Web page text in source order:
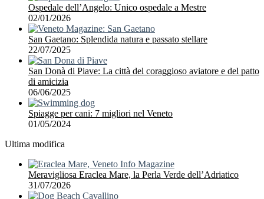
Ospedale dell’Angelo: Unico ospedale a Mestre
02/01/2026
San Gaetano: Splendida natura e passato stellare
22/07/2025
San Donà di Piave: La città del coraggioso aviatore e del patto
di amicizia
06/06/2025
Spiagge per cani: 7 migliori nel Veneto
01/05/2024
Ultima modifica
Meravigliosa Eraclea Mare, la Perla Verde dell’Adriatico
31/07/2026